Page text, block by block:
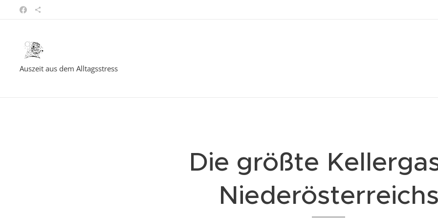
Auszeit aus dem Alltagsstress
Die größte
Niederösterreichs